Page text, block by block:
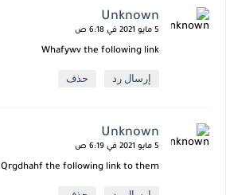
Unknown
5 مايو 2021 في 6:18 ص
Whafywv the following link
إرسال رد حذف
Unknown
5 مايو 2021 في 6:19 ص
Qrgdhahf the following link to them